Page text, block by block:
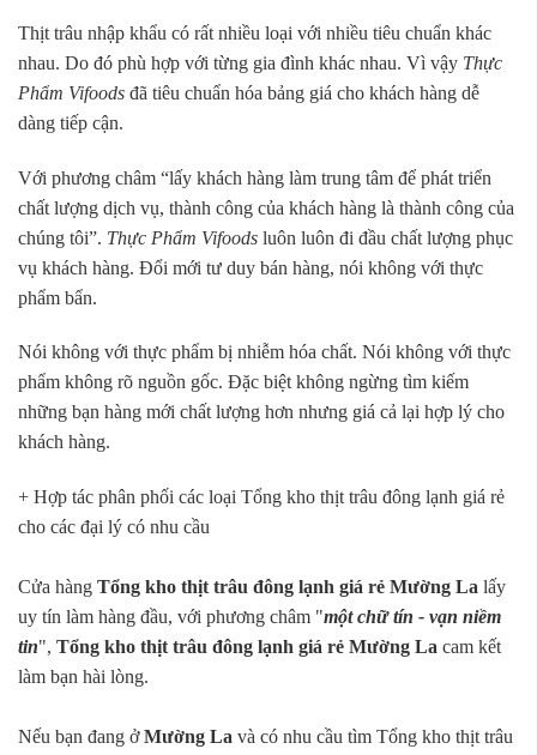
Thịt trâu nhập khẩu có rất nhiều loại với nhiều tiêu chuẩn khác
nhau. Do đó phù hợp với từng gia đình khác nhau. Vì vậy Thực
Phẩm Vifoods đã tiêu chuẩn hóa bảng giá cho khách hàng dễ
dàng tiếp cận.
Với phương châm “lấy khách hàng làm trung tâm để phát triển
chất lượng dịch vụ, thành công của khách hàng là thành công của
chúng tôi”. Thực Phẩm Vifoods luôn luôn đi đầu chất lượng phục
vụ khách hàng. Đổi mới tư duy bán hàng, nói không với thực
phẩm bẩn.
Nói không với thực phẩm bị nhiễm hóa chất. Nói không với thực
phẩm không rõ nguồn gốc. Đặc biệt không ngừng tìm kiếm
những bạn hàng mới chất lượng hơn nhưng giá cả lại hợp lý cho
khách hàng.
+ Hợp tác phân phối các loại Tổng kho thịt trâu đông lạnh giá rẻ
cho các đại lý có nhu cầu
Cửa hàng Tổng kho thịt trâu đông lạnh giá rẻ Mường La lấy
uy tín làm hàng đầu, với phương châm "một chữ tín - vạn niềm
tin", Tổng kho thịt trâu đông lạnh giá rẻ Mường La cam kết
làm bạn hài lòng.
Nếu bạn đang ởMường La và có nhu cầu tìm Tổng kho thịt trâu